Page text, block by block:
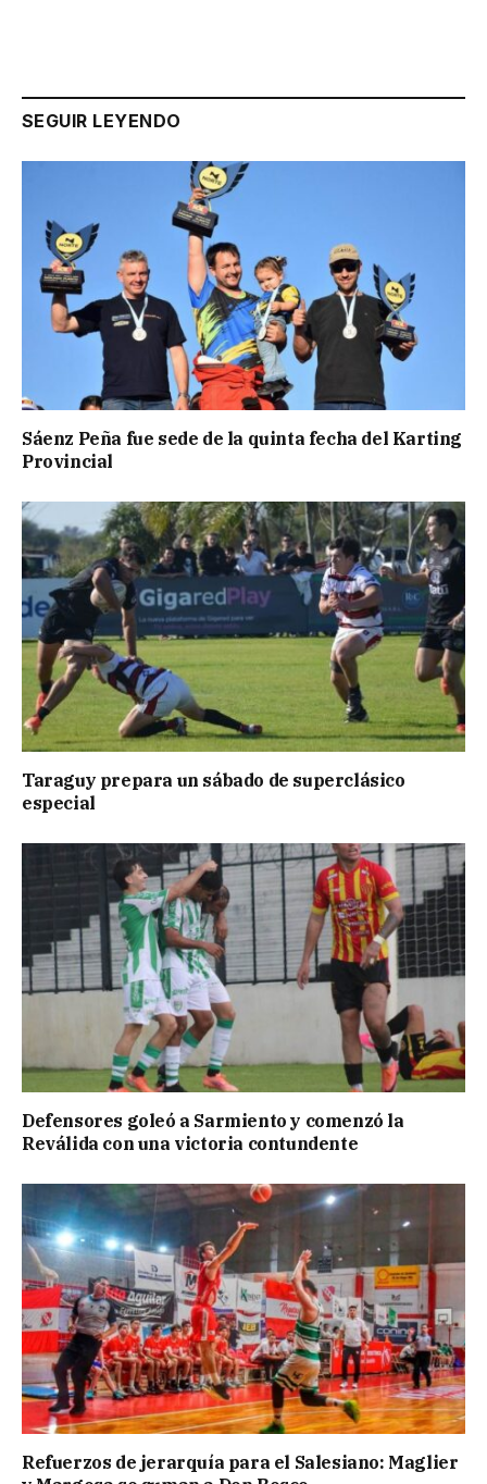
SEGUIR LEYENDO
Sáenz Peña fue sede de la quinta fecha del Karting
Provincial
Taraguy prepara un sábado de superclásico
especial
Defensores goleó a Sarmiento y comenzó la
Reválida con una victoria contundente
Refuerzos de jerarquía para el Salesiano: Maglier